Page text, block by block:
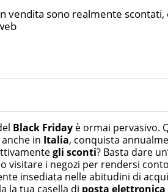
vendita sono realmente scontati,
in Marketing Management e
attraverso canali digitali.
Black Friday è ormai pervasivo.
in Italia, conquista
gli sconti? Basta dare
visitare i negozi per rendersi
insediata nelle abitudini di
la tua casella di posta elettronica